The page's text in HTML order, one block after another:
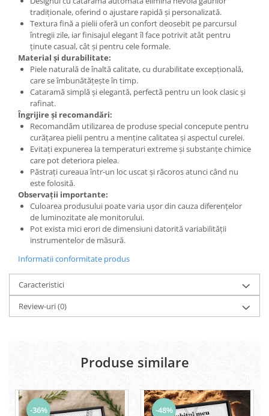
tradiționale, oferind o ajustare rapidă și personalizată.
Textura fină a pielii oferă un confort deosebit pe parcursul
întregii zile, iar finisajul elegant îl face potrivit atât pentru
ținute casual, cât și pentru cele formale.
Material și durabilitate:
Piele naturală de înaltă calitate, cu durabilitate excepțională,
care se îmbunătățește în timp.
Cataramă simplă și elegantă, perfectă pentru un look clasic și
rafinat.
Îngrijire și recomandări:
Recomandăm utilizarea de produse special concepute pentru
curățarea pielii pentru a menține calitatea și aspectul curelei.
Evitați expunerea la temperaturi extreme și substanțe chimice
care pot deteriora pielea.
Păstrați cureaua într-un loc uscat și răcoros atunci când nu
este folosită.
Observații importante:
Culoarea produsului poate varia ușor din cauza diferențelor
de luminozitate ale monitorului.
Pot exista mici erori de dimensiuni datorită variabilității
instrumentelor de măsură.
Informatii conformitate produs
Caracteristici
Review-uri(0)
Produse similare
-36% -48%